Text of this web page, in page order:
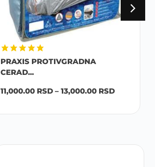
PRAXIS PROTIVGRADNA
CERAD...
11,000.00 RSD – 13,000.00 RSD